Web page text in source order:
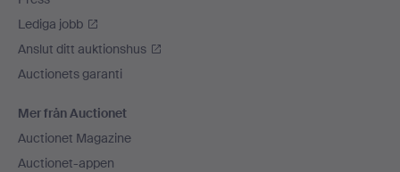
Lediga jobb
Anslut ditt auktionshus
Auctionets garanti
Mer från Auctionet
Auctionet Magazine
Auctionet-appen